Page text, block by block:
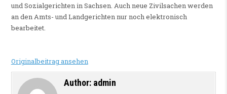
und Sozialgerichten in Sachsen. Auch neue Zivilsachen werden
an den Amts- und Landgerichten nur noch elektronisch
bearbeitet.
Originalbeitrag ansehen
Author: admin